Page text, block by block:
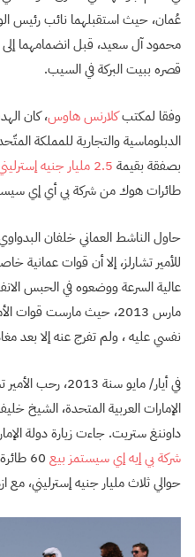
عُمان، حيث استقبلهما نائب رئيس
محمود آل سعيد، قبل انضمامهما
قصره ببيت البركة في السيب.
وفقا لمكتبكلارنس هاوس، كان
الدبلوماسية والتجارية للمملكة
بصفقة بقيمة 2.5 مليار جنيه إسترليني
طائرات هوك من شركة بي أي إي
حاول الناشط العماني خلفان
للأمير تشارلز، إلا أن قوات عمانية
عالية السرعة ووضعوه في الحبس
مارس 2013، حيث مارست قوات الأمن الداخلي العماني أساليب
نفسي عليه ، ولم تفرج عنه إلا بعد
في أيار/ مايو سنة
الإمارات العربية المتحدة، الشيخ
داوننغ ستريت. جاءت زيارة دولة
شركة بي إيه إي سيستمز بيع
60
حوالي ثلاث مليار جنيه إسترليني، مع